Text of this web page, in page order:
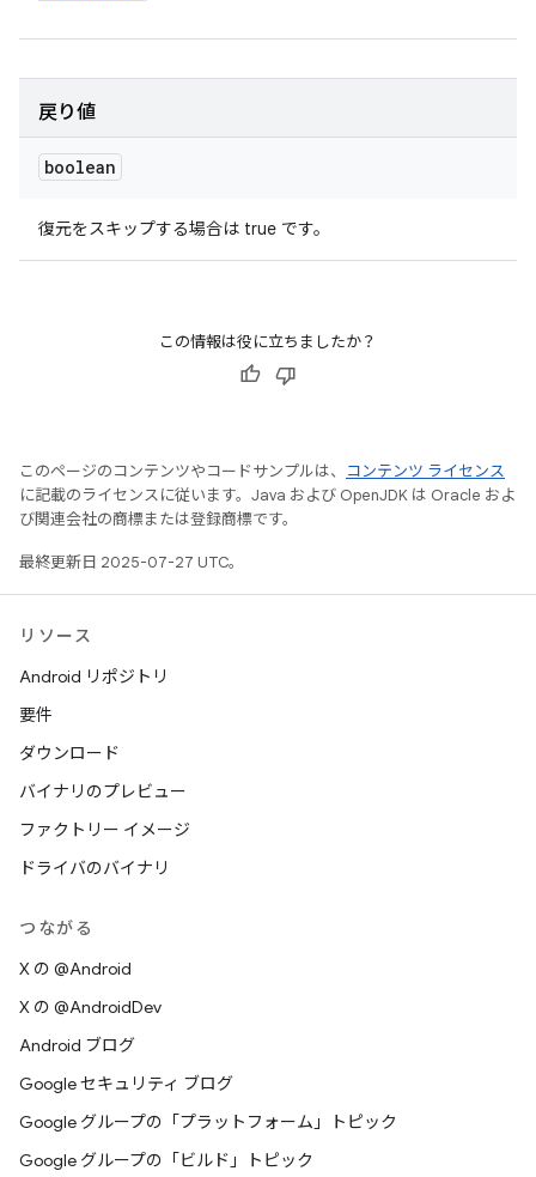
戻り値
boolean
復元をスキップする場合は true です。
この情報は役に立ちましたか？
このページのコンテンツやコードサンプルは、
コンテンツ ライセンス
に記載のライセンスに従います。Java および OpenJDK は Oracle およ
び関連会社の商標または登録商標です。
最終更新日 2025-07-27 UTC。
リソース
Android リポジトリ
要件
ダウンロード
バイナリのプレビュー
ファクトリー イメージ
ドライバのバイナリ
つながる
X の @Android
X の @AndroidDev
Android ブログ
Google セキュリティ ブログ
Google グループの「プラットフォーム」トピック
Google グループの「ビルド」トピック